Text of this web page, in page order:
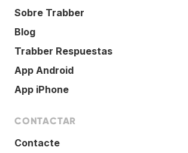
Sobre Trabber
Blog
Trabber Respuestas
App Android
App iPhone
CONTACTAR
Contacte